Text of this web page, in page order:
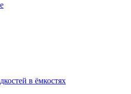
в ёмкостях